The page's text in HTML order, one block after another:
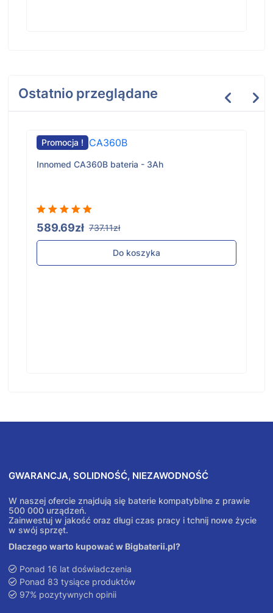
Ostatnio przeglądane
Promocja !
Innomed CA360B bateria - 3Ah
589.69zł 737.11zł
Do koszyka
GWARANCJA, SOLIDNOŚĆ, NIEZAWODNOŚĆ
W naszej ofercie znajdują się baterie kompatybilne z prawie
500 000 urządzeń.
Zainwestuj w jakość oraz długi czas pracy i tchnij nowe życie
w swój sprzęt.
Dlaczego warto kupować w Bigbaterii.pl?
Ponad 16 lat doświadczenia
Ponad 83 tysiące produktów
97% pozytywnych opinii